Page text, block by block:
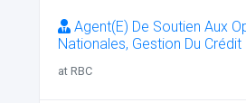
Agent(E) De Soutien Aux
Nationales, Gestion Du
at RBC